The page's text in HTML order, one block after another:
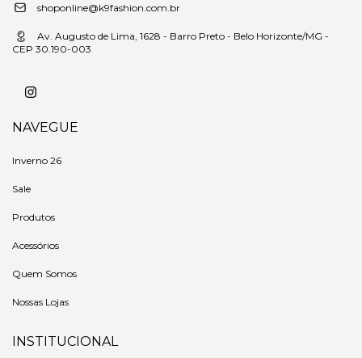
shoponline@k9fashion.com.br
Av. Augusto de Lima, 1628 - Barro Preto - Belo Horizonte/MG -
CEP 30.190-003
NAVEGUE
Inverno 26
Sale
Produtos
Acessórios
Quem Somos
Nossas Lojas
INSTITUCIONAL